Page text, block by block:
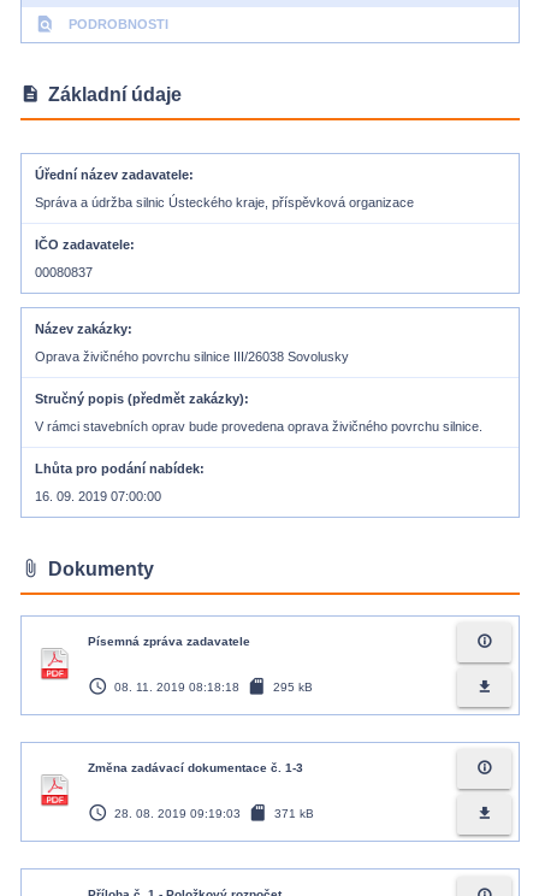
find_in_page PODROBNOSTI
description Základní údaje
Úřední název zadavatele
Správa a údržba silnic Ústeckého kraje, příspěvková organizace
IČO zadavatele
00080837
Název zakázky
Oprava živičného povrchu silnice III/26038 Sovolusky
Stručný popis (předmět zakázky)
V rámci stavebních oprav bude provedena oprava živičného povrchu silnice.
Lhůta pro podání nabídek
16. 09. 2019 07:00:00
attach_file Dokumenty
Písemná zpráva zadavatele
access_time 08. 11. 2019 08:18:18 sd_card 295 kB
info_outline
file_download
Změna zadávací dokumentace č. 1-3
access_time 28. 08. 2019 09:19:03 sd_card 371 kB
info_outline
file_download